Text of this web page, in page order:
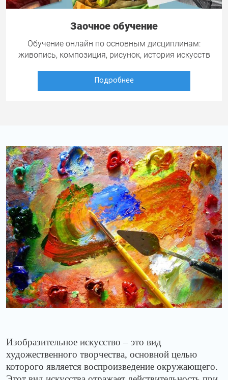
Заочное обучение
Обучение онлайн по основным дисциплинам:
живопись, композиция, рисунок, история искусств
Подробнее
Изобразительное искусство – это вид
художественного творчества, основной целью
которого является воспроизведение окружающего.